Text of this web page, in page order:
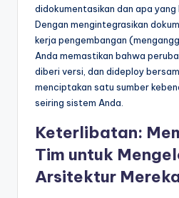
didokumentasikan dan apa
Dengan mengintegrasikan
kerja pengembangan
Anda memastikan bahwa
diberi versi, dan dideploy
menciptakan satu sumber
seiring sistem Anda.
Keterlibatan:
Tim untuk
Arsitektur